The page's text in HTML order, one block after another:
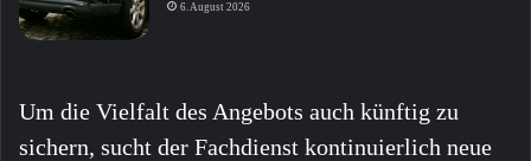
6. August 2026
Um die Vielfalt des Angebots auch künftig zu
sichern, sucht der Fachdienst kontinuierlich neue